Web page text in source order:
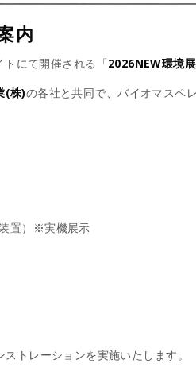
内
にて開催される「2026NEW環境展
(株)の各社と共同で、バイオマスペ
置）※実機展示
トレーションを実施いたします。